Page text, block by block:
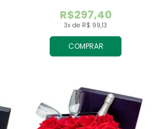
COMPRAR
3x de R$ 99,13
R$297,40